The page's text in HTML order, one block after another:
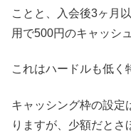
ことと、入会後3ヶ月
用で500円のキャッシ
これはハードルも低く
キャッシング枠の設定
りますが、少額だとさ